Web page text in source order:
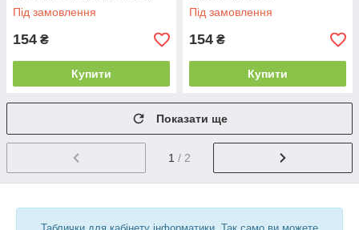
Під замовлення
154 ₴
Купити
Під замовлення
154 ₴
Купити
Показати ще
1 / 2